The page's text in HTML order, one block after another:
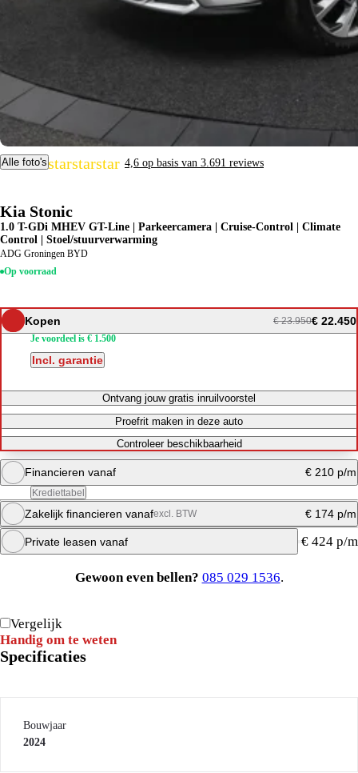
Alle foto's
starstarstarstarstar 4,6 op basis van 3.691 reviews
Kia Stonic
1.0 T-GDi MHEV GT-Line | Parkeercamera | Cruise-Control | Climate
Control | Stoel/stuurverwarming
ADG Groningen BYD
Op voorraad
Kopen € 23.950€ 22.450
Je voordeel is € 1.500
Incl. garantie
Ontvang jouw gratis inruilvoorstel
Proefrit maken in deze auto
Controleer beschikbaarheid
Financieren vanaf € 210 p/m
Krediettabel
Maandbedrag berekenen
Direct bellen
Zakelijk financieren vanafexcl. BTW € 174 p/m
Maandbedrag berekenen
Private leasen vanaf € 424 p/m
Maandbedrag berekenen
Gewoon even bellen? 085 029 1536.
Vergelijk
Handig om te weten
Specificaties
Bouwjaar
2024